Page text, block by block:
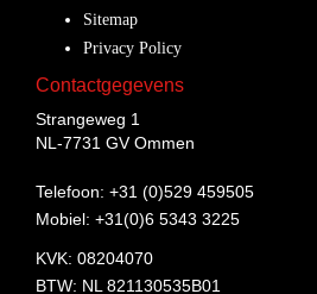
Sitemap
Privacy Policy
Contactgegevens
Strangeweg 1
NL-7731 GV Ommen
Telefoon: +31 (0)529 459505
Mobiel: +31(0)6 5343 3225
KVK: 08204070
BTW: NL 821130535B01